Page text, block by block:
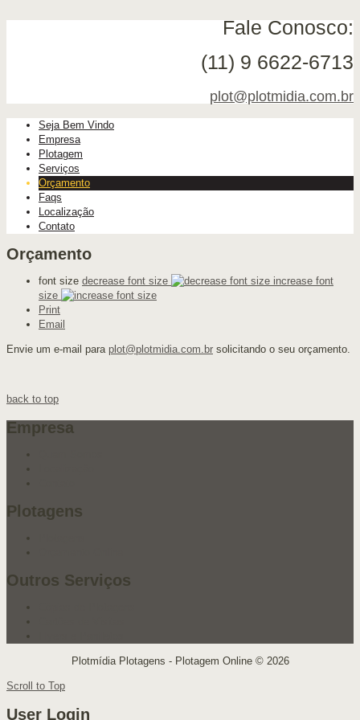
Fale Conosco:
(11) 9 6622-6713
plot@plotmidia.com.br
Seja Bem Vindo
Empresa
Plotagem
Serviços
Orçamento
Faqs
Localização
Contato
Orçamento
font size decrease font size
increase font
size
Print
Email
Envie um e-mail para plot@plotmidia.com.br solicitando o seu orçamento.
back to top
Empresa
Plotagens
Outros Serviços
Plotmídia Plotagens - Plotagem Online © 2026
Scroll to Top
User Login